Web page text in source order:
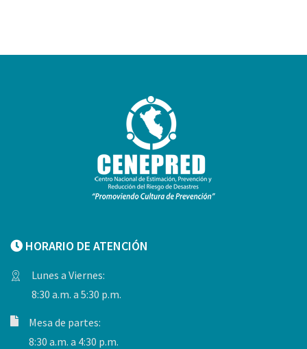
HORARIO DE ATENCIÓN
Lunes a Viernes:
8:30 a.m. a 5:30 p.m.
Mesa de partes:
8:30 a.m. a 4:30 p.m.